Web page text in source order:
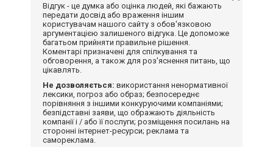
Відгук - це думка або оцінка людей, які бажають
передати досвід або враження іншим
користувачам нашого сайту з обов'язковою
аргументацією залишеного відгука. Це допоможе
багатьом прийняти правильне рішення.
Коментарі призначені для спілкування та
обговорення, а також для роз'яснення питань, що
цікавлять.
Не дозволяється: використання ненормативної
лексики, погроз або образ; безпосереднє
порівняння з іншими конкуруючими компаніями;
безпідставні заяви, що ображають діяльність
компанії і / або її послуги; розміщення посилань на
сторонні інтернет-ресурси; реклама та
самореклама.